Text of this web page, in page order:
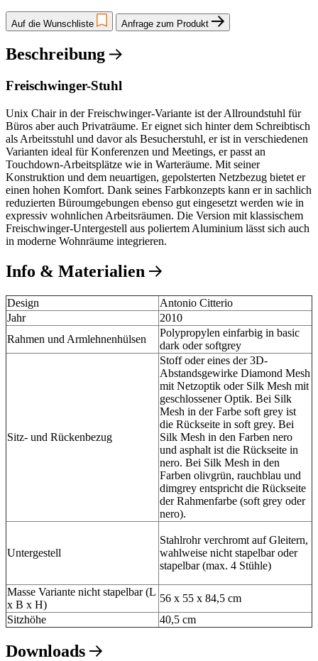
Auf die Wunschliste Anfrage zum Produkt
Beschreibung
Freischwinger-Stuhl
Unix Chair in der Freischwinger-Variante ist der Allroundstuhl für
Büros aber auch Privaträume. Er eignet sich hinter dem Schreibtisch
als Arbeitsstuhl und davor als Besucherstuhl, er ist in verschiedenen
Varianten ideal für Konferenzen und Meetings, er passt an
Touchdown-Arbeitsplätze wie in Warteräume. Mit seiner
Konstruktion und dem neuartigen, gepolsterten Netzbezug bietet er
einen hohen Komfort. Dank seines Farbkonzepts kann er in sachlich
reduzierten Büroumgebungen ebenso gut eingesetzt werden wie in
expressiv wohnlichen Arbeitsräumen. Die Version mit klassischem
Freischwinger-Untergestell aus poliertem Aluminium lässt sich auch
in moderne Wohnräume integrieren.
Info & Materialien
Design
Antonio Citterio
Jahr
2010
Rahmen und Armlehnenhülsen
Polypropylen einfarbig in basic
dark oder softgrey
Sitz- und Rückenbezug
Stoff oder eines der 3D-
Abstandsgewirke Diamond Mesh
mit Netzoptik oder Silk Mesh mit
geschlossener Optik. Bei Silk
Mesh in der Farbe soft grey ist
die Rückseite in soft grey. Bei
Silk Mesh in den Farben nero
und asphalt ist die Rückseite in
nero. Bei Silk Mesh in den
Farben olivgrün, rauchblau und
dimgrey entspricht die Rückseite
der Rahmenfarbe (soft grey oder
nero).
Untergestell
Stahlrohr verchromt auf Gleitern,
wahlweise nicht stapelbar oder
stapelbar (max. 4 Stühle)
Masse Variante nicht stapelbar (L
x B x H)
56 x 55 x 84,5 cm
Sitzhöhe
40,5 cm
Downloads